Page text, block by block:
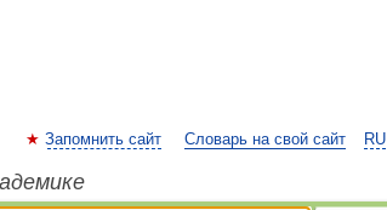
RU
Запомнить сайт Словарь на свой сайт